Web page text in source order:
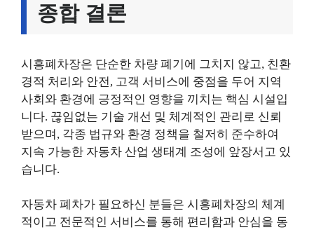
종합 결론
시흥폐차장은 단순한 차량 폐기에 그치지 않고, 친환
경적 처리와 안전, 고객 서비스에 중점을 두어 지역
사회와 환경에 긍정적인 영향을 끼치는 핵심 시설입
니다. 끊임없는 기술 개선 및 체계적인 관리로 신뢰
받으며, 각종 법규와 환경 정책을 철저히 준수하여
지속 가능한 자동차 산업 생태계 조성에 앞장서고 있
습니다.
자동차 폐차가 필요하신 분들은 시흥폐차장의 체계
적이고 전문적인 서비스를 통해 편리함과 안심을 동